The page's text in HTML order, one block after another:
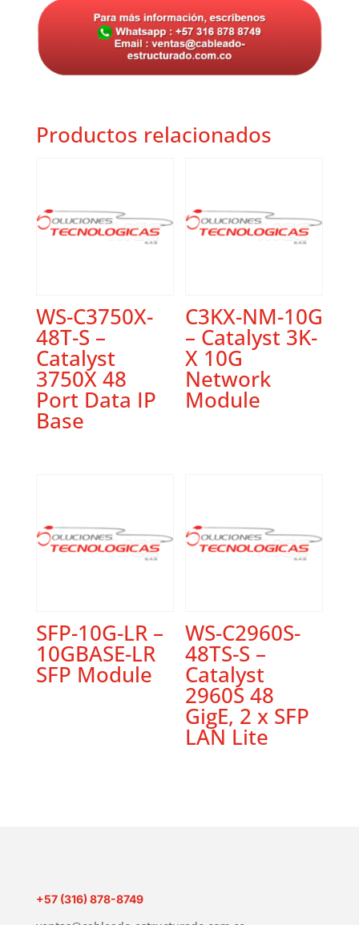
Productos relacionados
WS-C3750X-
48T-S –
Catalyst
3750X 48
Port Data IP
Base
C3KX-NM-10G
– Catalyst 3K-
X 10G
Network
Module
SFP-10G-LR –
10GBASE-LR
SFP Module
WS-C2960S-
48TS-S –
Catalyst
2960S 48
GigE, 2 x SFP
LAN Lite
+57 (316) 878-8749